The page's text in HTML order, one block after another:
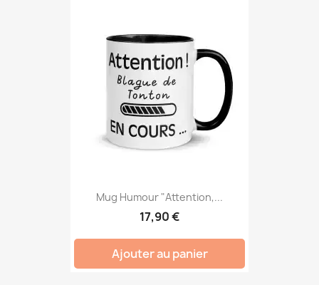
Mug Humour "Attention,...
17,90 €
Ajouter au panier